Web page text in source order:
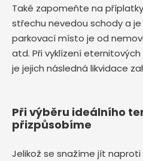
Také zapomeňte na
střechu nevedou schody a
parkovací místo je od
atd. Při vyklízení eternitových
je jejich následná likvidace
Při výběru ideálního
přizpůsobíme
Jelikož se snažíme jít